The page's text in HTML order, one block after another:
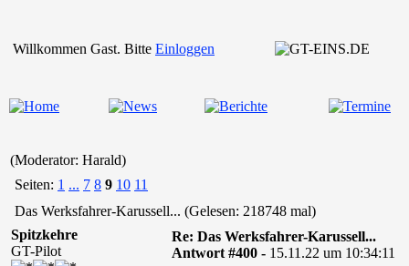
Willkommen Gast. Bitte Einloggen
(Moderator: Harald)
Seiten: 1 ... 7 8 9 10 11
Das Werksfahrer-Karussell... (Gelesen: 218748 mal)
Spitzkehre
GT-Pilot
Re: Das Werksfahrer-Karussell...
Antwort #400 - 15.11.22 um 10:34:11